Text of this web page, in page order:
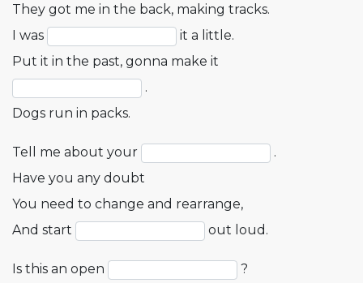
They got me in the back, making tracks.
I was
it a little.
Put it in the past, gonna make it
.
Dogs run in packs.
Tell me about your
.
Have you any doubt
You need to change and rearrange,
And start
out loud.
Is this an open ?